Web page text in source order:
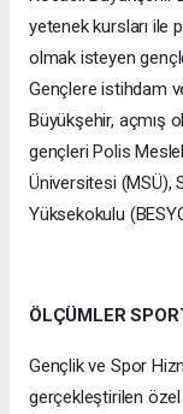
yetenek kursları ile
olmak isteyen
Gençlere istihdam
Büyükşehir, açmış
gençleri Polis
Üniversitesi (MSÜ),
Yüksekokulu
ÖLÇÜMLER
Gençlik ve Spor
gerçekleştirilen özel